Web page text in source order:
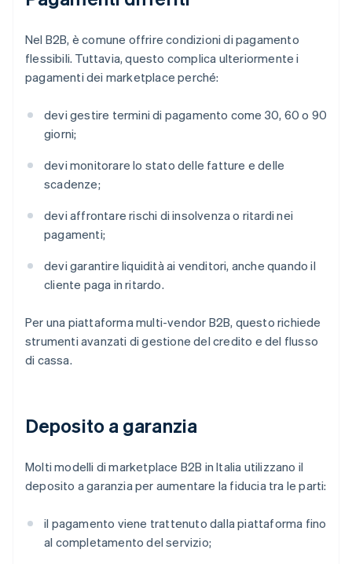
Nel B2B, è comune offrire condizioni di pagamento
flessibili. Tuttavia, questo complica ulteriormente i
pagamenti dei marketplace perché:
devi gestire termini di pagamento come 30, 60 o 90
giorni;
devi monitorare lo stato delle fatture e delle
scadenze;
devi affrontare rischi di insolvenza o ritardi nei
pagamenti;
devi garantire liquidità ai venditori, anche quando il
cliente paga in ritardo.
Per una piattaforma multi-vendor B2B, questo richiede
strumenti avanzati di gestione del credito e del flusso
di cassa.
Deposito a garanzia
Molti modelli di marketplace B2B in Italia utilizzano il
deposito a garanzia per aumentare la fiducia tra le parti:
il pagamento viene trattenuto dalla piattaforma fino
al completamento del servizio;